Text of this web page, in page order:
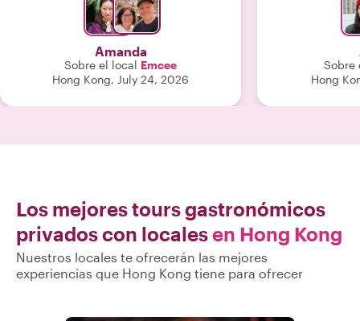
recorrido. Ella demostró un gran
conocimiento y estuvo muy atenta a
nuestras peticiones. No podemos
agradecerle lo suficiente ni elogiar
más a WithLocals. ¡Ya hemos
recomendado el tour a nuestros
amigos!"
Amanda
Sobre el local Emcee
Hong Kong, July 24, 2026
me regaló
analógicas,
detalle
pasión por la
Sobre
Hong
Los mejores tours gastronómicos
privados con localesen Hong Kong
Nuestros locales te ofrecerán las mejores
experiencias que Hong Kong tiene para ofrecer